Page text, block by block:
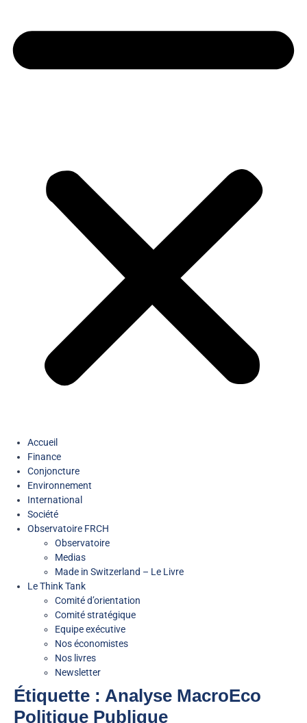
Accueil
Finance
Conjoncture
Environnement
International
Société
Observatoire FRCH
Observatoire
Medias
Made in Switzerland – Le Livre
Le Think Tank
Comité d’orientation
Comité stratégique
Equipe exécutive
Nos économistes
Nos livres
Newsletter
Étiquette : Analyse MacroEco
Politique Publique